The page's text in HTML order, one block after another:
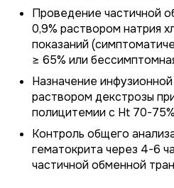
Проведение частичной
0,9% раствором натрия
показаний
≥ 65% или
Назначение инфузионной
раствором декстрозы
полицитемии с Ht 70-
Контроль общего
гематокрита через 4-6
частичной обменной